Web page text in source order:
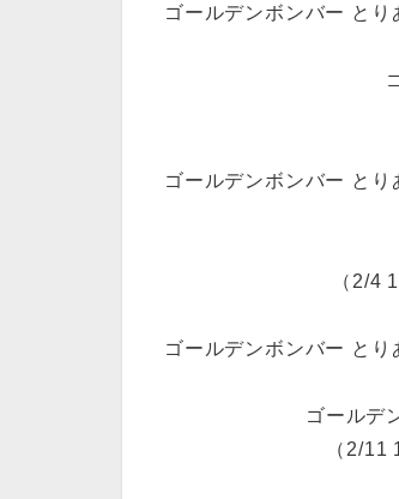
ゴールデンボンバー と
ゴールデンボンバー と
（2/4
ゴールデンボンバー と
ゴールデ
（2/11